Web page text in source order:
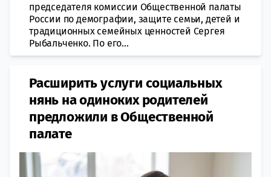
председателя комиссии Общественной палаты
России по демографии, защите семьи, детей и
традиционных семейных ценностей Сергея
Рыбальченко. По его...
Расширить услуги социальных
нянь на одиноких родителей
предложили в Общественной
палате